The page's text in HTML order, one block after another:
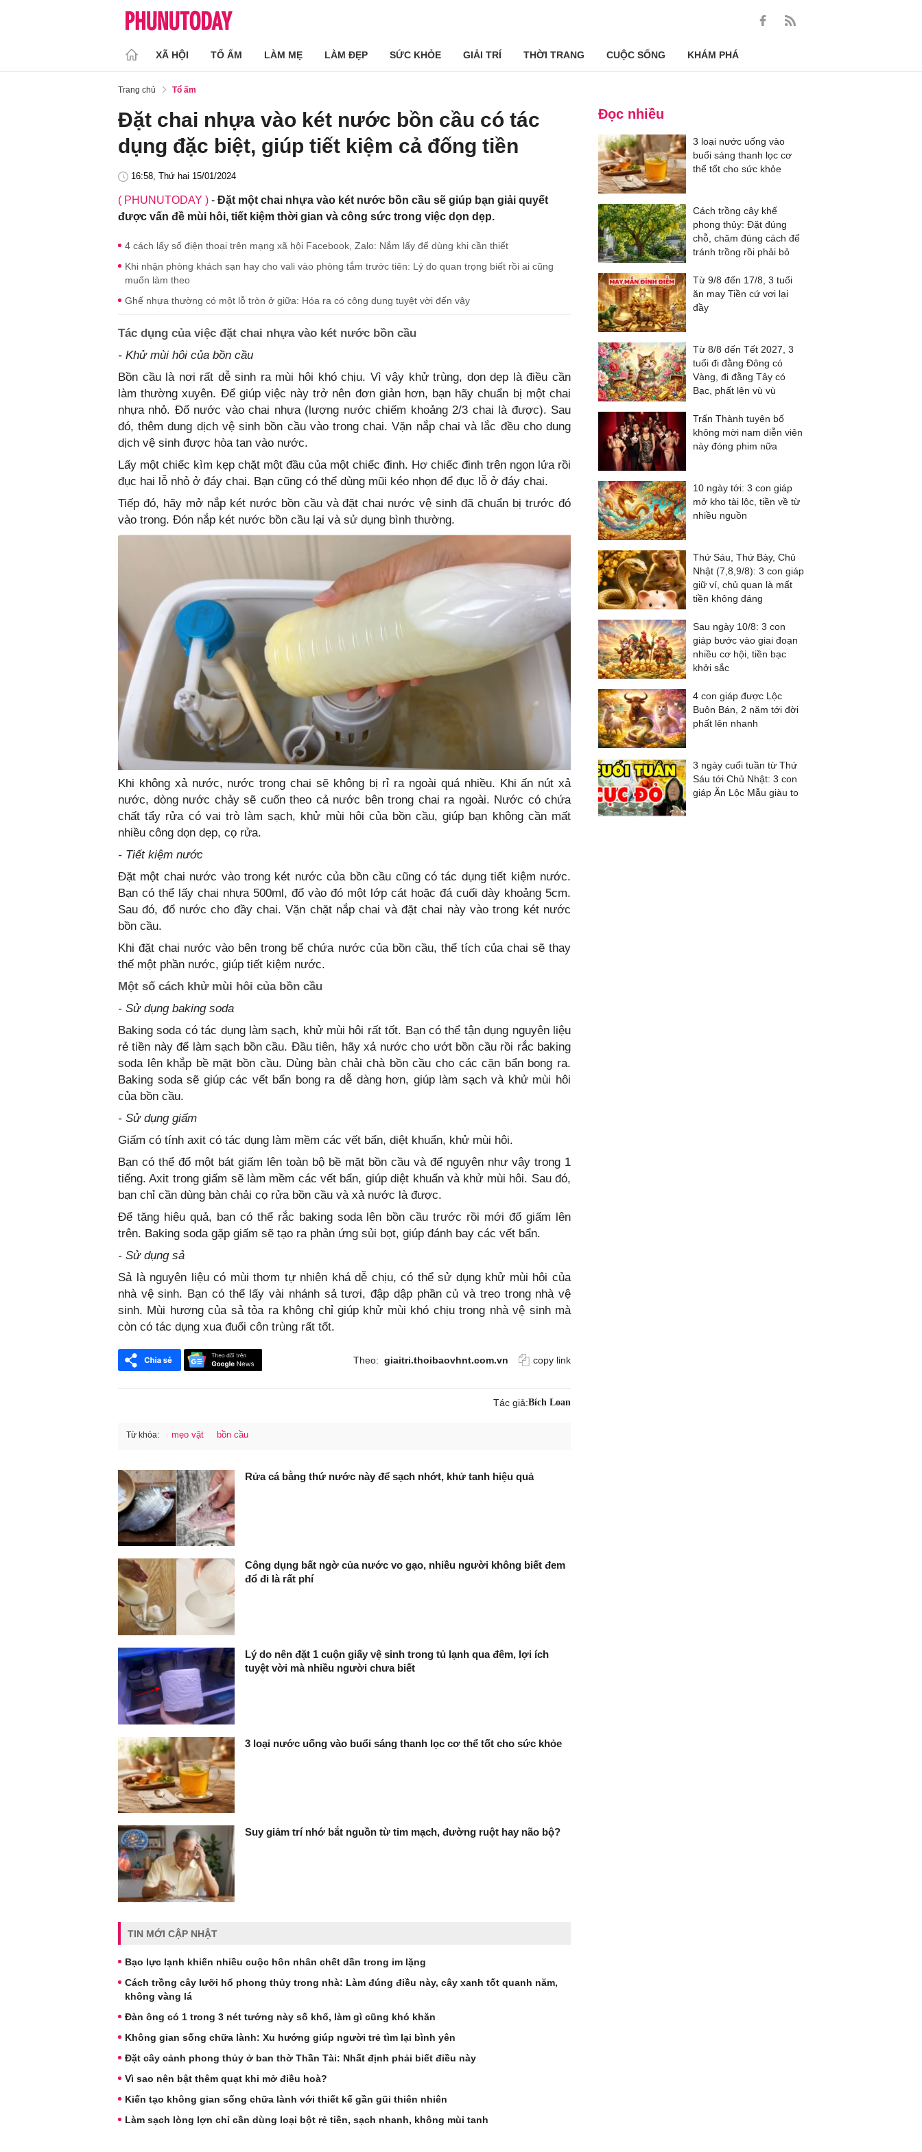
XÃ HỘI TỔ ẤM LÀM MẸ LÀM ĐẸP SỨC KHỎE GIẢI TRÍ THỜI TRANG CUỘC SỐNG KHÁM PHÁ
Trang chủ Tổ ấm
Đặt chai nhựa vào két nước bồn cầu có tác
dụng đặc biệt, giúp tiết kiệm cả đống tiền
16:58, Thứ hai 15/01/2024
( PHUNUTODAY ) - Đặt một chai nhựa vào két nước bồn cầu sẽ giúp bạn giải quyết
được vấn đề mùi hôi, tiết kiệm thời gian và công sức trong việc dọn dẹp.
4 cách lấy số điện thoại trên mạng xã hội Facebook, Zalo: Nắm lấy để dùng khi cần thiết
Khi nhận phòng khách sạn hay cho vali vào phòng tắm trước tiên: Lý do quan trọng biết rồi ai cũng
muốn làm theo
Ghế nhựa thường có một lỗ tròn ở giữa: Hóa ra có công dụng tuyệt vời đến vậy
Tác dụng của việc đặt chai nhựa vào két nước bồn cầu
- Khử mùi hôi của bồn cầu
Bồn cầu là nơi rất dễ sinh ra mùi hôi khó chịu. Vì vậy khử trùng, dọn dẹp là điều cần
làm thường xuyên. Để giúp việc này trở nên đơn giản hơn, bạn hãy chuẩn bị một chai
nhựa nhỏ. Đổ nước vào chai nhựa (lượng nước chiếm khoảng 2/3 chai là được). Sau
đó, thêm dung dịch vệ sinh bồn cầu vào trong chai. Vặn nắp chai và lắc đều cho dung
dịch vệ sinh được hòa tan vào nước.
Lấy một chiếc kìm kẹp chặt một đầu của một chiếc đinh. Hơ chiếc đinh trên ngọn lửa rồi
đục hai lỗ nhỏ ở đáy chai. Bạn cũng có thể dùng mũi kéo nhọn để đục lỗ ở đáy chai.
Tiếp đó, hãy mở nắp két nước bồn cầu và đặt chai nước vệ sinh đã chuẩn bị trước đó
vào trong. Đón nắp két nước bồn cầu lại và sử dụng bình thường.
Khi không xả nước, nước trong chai sẽ không bị rỉ ra ngoài quá nhiều. Khi ấn nút xả
nước, dòng nước chảy sẽ cuốn theo cả nước bên trong chai ra ngoài. Nước có chứa
chất tẩy rửa có vai trò làm sạch, khử mùi hôi của bồn cầu, giúp bạn không cần mất
nhiều công dọn dẹp, cọ rửa.
- Tiết kiệm nước
Đặt một chai nước vào trong két nước của bồn cầu cũng có tác dụng tiết kiệm nước.
Bạn có thể lấy chai nhựa 500ml, đổ vào đó một lớp cát hoặc đá cuối dày khoảng 5cm.
Sau đó, đổ nước cho đầy chai. Vặn chặt nắp chai và đặt chai này vào trong két nước
bồn cầu.
Khi đặt chai nước vào bên trong bể chứa nước của bồn cầu, thể tích của chai sẽ thay
thế một phần nước, giúp tiết kiệm nước.
Một số cách khử mùi hôi của bồn cầu
- Sử dụng baking soda
Baking soda có tác dụng làm sạch, khử mùi hôi rất tốt. Bạn có thể tận dụng nguyên liệu
rẻ tiền này để làm sạch bồn cầu. Đầu tiên, hãy xả nước cho ướt bồn cầu rồi rắc baking
soda lên khắp bề mặt bồn cầu. Dùng bàn chải chà bồn cầu cho các cặn bẩn bong ra.
Baking soda sẽ giúp các vết bẩn bong ra dễ dàng hơn, giúp làm sạch và khử mùi hôi
của bồn cầu.
- Sử dụng giấm
Giấm có tính axit có tác dụng làm mềm các vết bẩn, diệt khuẩn, khử mùi hôi.
Bạn có thể đổ một bát giấm lên toàn bộ bề mặt bồn cầu và để nguyên như vậy trong 1
tiếng. Axit trong giấm sẽ làm mềm các vết bẩn, giúp diệt khuẩn và khử mùi hôi. Sau đó,
bạn chỉ cần dùng bàn chải cọ rửa bồn cầu và xả nước là được.
Để tăng hiệu quả, bạn có thể rắc baking soda lên bồn cầu trước rồi mới đổ giấm lên
trên. Baking soda gặp giấm sẽ tạo ra phản ứng sủi bọt, giúp đánh bay các vết bẩn.
- Sử dụng sả
Sả là nguyên liệu có mùi thơm tự nhiên khá dễ chịu, có thể sử dụng khử mùi hôi của
nhà vệ sinh. Bạn có thể lấy vài nhánh sả tươi, đập dập phần củ và treo trong nhà vệ
sinh. Mùi hương của sả tỏa ra không chỉ giúp khử mùi khó chịu trong nhà vệ sinh mà
còn có tác dụng xua đuổi côn trùng rất tốt.
Theo: giaitri.thoibaovhnt.com.vn copy link
Tác giả:Bích Loan
Từ khóa: mẹo vặt bồn cầu
Rửa cá bằng thứ nước này để sạch nhớt, khử tanh hiệu quả
Công dụng bất ngờ của nước vo gạo, nhiều người không biết đem
đổ đi là rất phí
Lý do nên đặt 1 cuộn giấy vệ sinh trong tủ lạnh qua đêm, lợi ích
tuyệt vời mà nhiều người chưa biết
3 loại nước uống vào buổi sáng thanh lọc cơ thể tốt cho sức khỏe
Suy giảm trí nhớ bắt nguồn từ tim mạch, đường ruột hay não bộ?
TIN MỚI CẬP NHẬT
Bạo lực lạnh khiến nhiều cuộc hôn nhân chết dần trong im lặng
Cách trồng cây lưỡi hổ phong thủy trong nhà: Làm đúng điều này, cây xanh tốt quanh năm,
không vàng lá
Đàn ông có 1 trong 3 nét tướng này số khổ, làm gì cũng khó khăn
Không gian sống chữa lành: Xu hướng giúp người trẻ tìm lại bình yên
Đặt cây cảnh phong thủy ở ban thờ Thần Tài: Nhất định phải biết điều này
Vì sao nên bật thêm quạt khi mở điều hoà?
Kiến tạo không gian sống chữa lành với thiết kế gần gũi thiên nhiên
Làm sạch lòng lợn chỉ cần dùng loại bột rẻ tiền, sạch nhanh, không mùi tanh
Đọc nhiều
3 loại nước uống vào
buổi sáng thanh lọc cơ
thể tốt cho sức khỏe
Cách trồng cây khế
phong thủy: Đặt đúng
chỗ, chăm đúng cách để
tránh trồng rồi phải bỏ
Từ 9/8 đến 17/8, 3 tuổi
ăn may Tiền cứ vơi lại
đầy
Từ 8/8 đến Tết 2027, 3
tuổi đi đằng Đông có
Vàng, đi đằng Tây có
Bạc, phất lên vù vù
Trấn Thành tuyên bố
không mời nam diễn viên
này đóng phim nữa
10 ngày tới: 3 con giáp
mở kho tài lộc, tiền về từ
nhiều nguồn
Thứ Sáu, Thứ Bảy, Chủ
Nhật (7,8,9/8): 3 con giáp
giữ ví, chủ quan là mất
tiền không đáng
Sau ngày 10/8: 3 con
giáp bước vào giai đoạn
nhiều cơ hội, tiền bạc
khởi sắc
4 con giáp được Lộc
Buôn Bán, 2 năm tới đời
phất lên nhanh
3 ngày cuối tuần từ Thứ
Sáu tới Chủ Nhật: 3 con
giáp Ăn Lộc Mẫu giàu to